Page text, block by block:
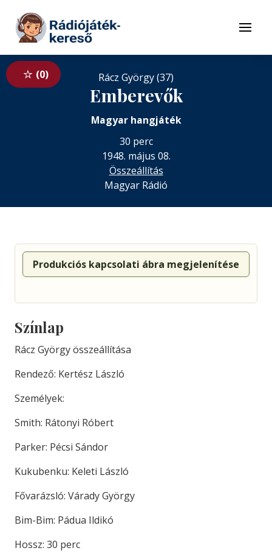
Tovább a tartalomhoz
Menü
0 Rácz György (37)
Emberevők
Magyar hangjáték
30 perc
1948. május 08.
Összeállítás
Magyar Rádió
Produkciós kapcsolati ábra megjelenítése
Színlap
Rácz György összeállítása
Rendező: Kertész László
Személyek:
Smith: Rátonyi Róbert
Parker: Pécsi Sándor
Kukubenku: Keleti László
Fővarázsló: Várady György
Bim-Bim: Pádua Ildikó
Hossz: 30 perc